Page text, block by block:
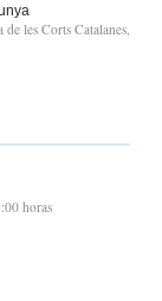
les Corts Catalanes,
horas